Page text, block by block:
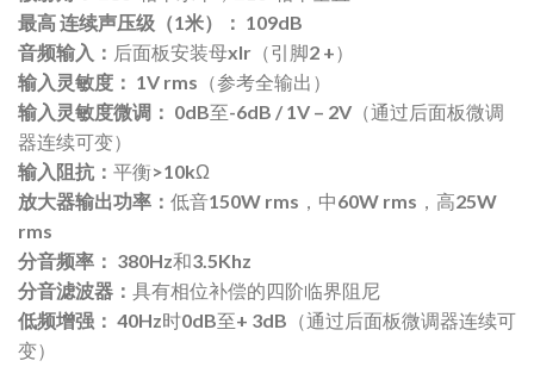
输入灵敏度：1V rms（参考全输出）
输入灵敏度微调：0dB至-6dB / 1V – 2V（通过后面板微调
器连续可变）
输入阻抗：平衡>10kΩ
放大器输出功率：
rms
分音频率：380Hz和3.5Khz
低频增强：
40Hz时0dB至+ 3dB（通过后面板微调器连续可
变）
过载保护：
主动FET的瞬时增益降低
尺寸（HxWxD）：